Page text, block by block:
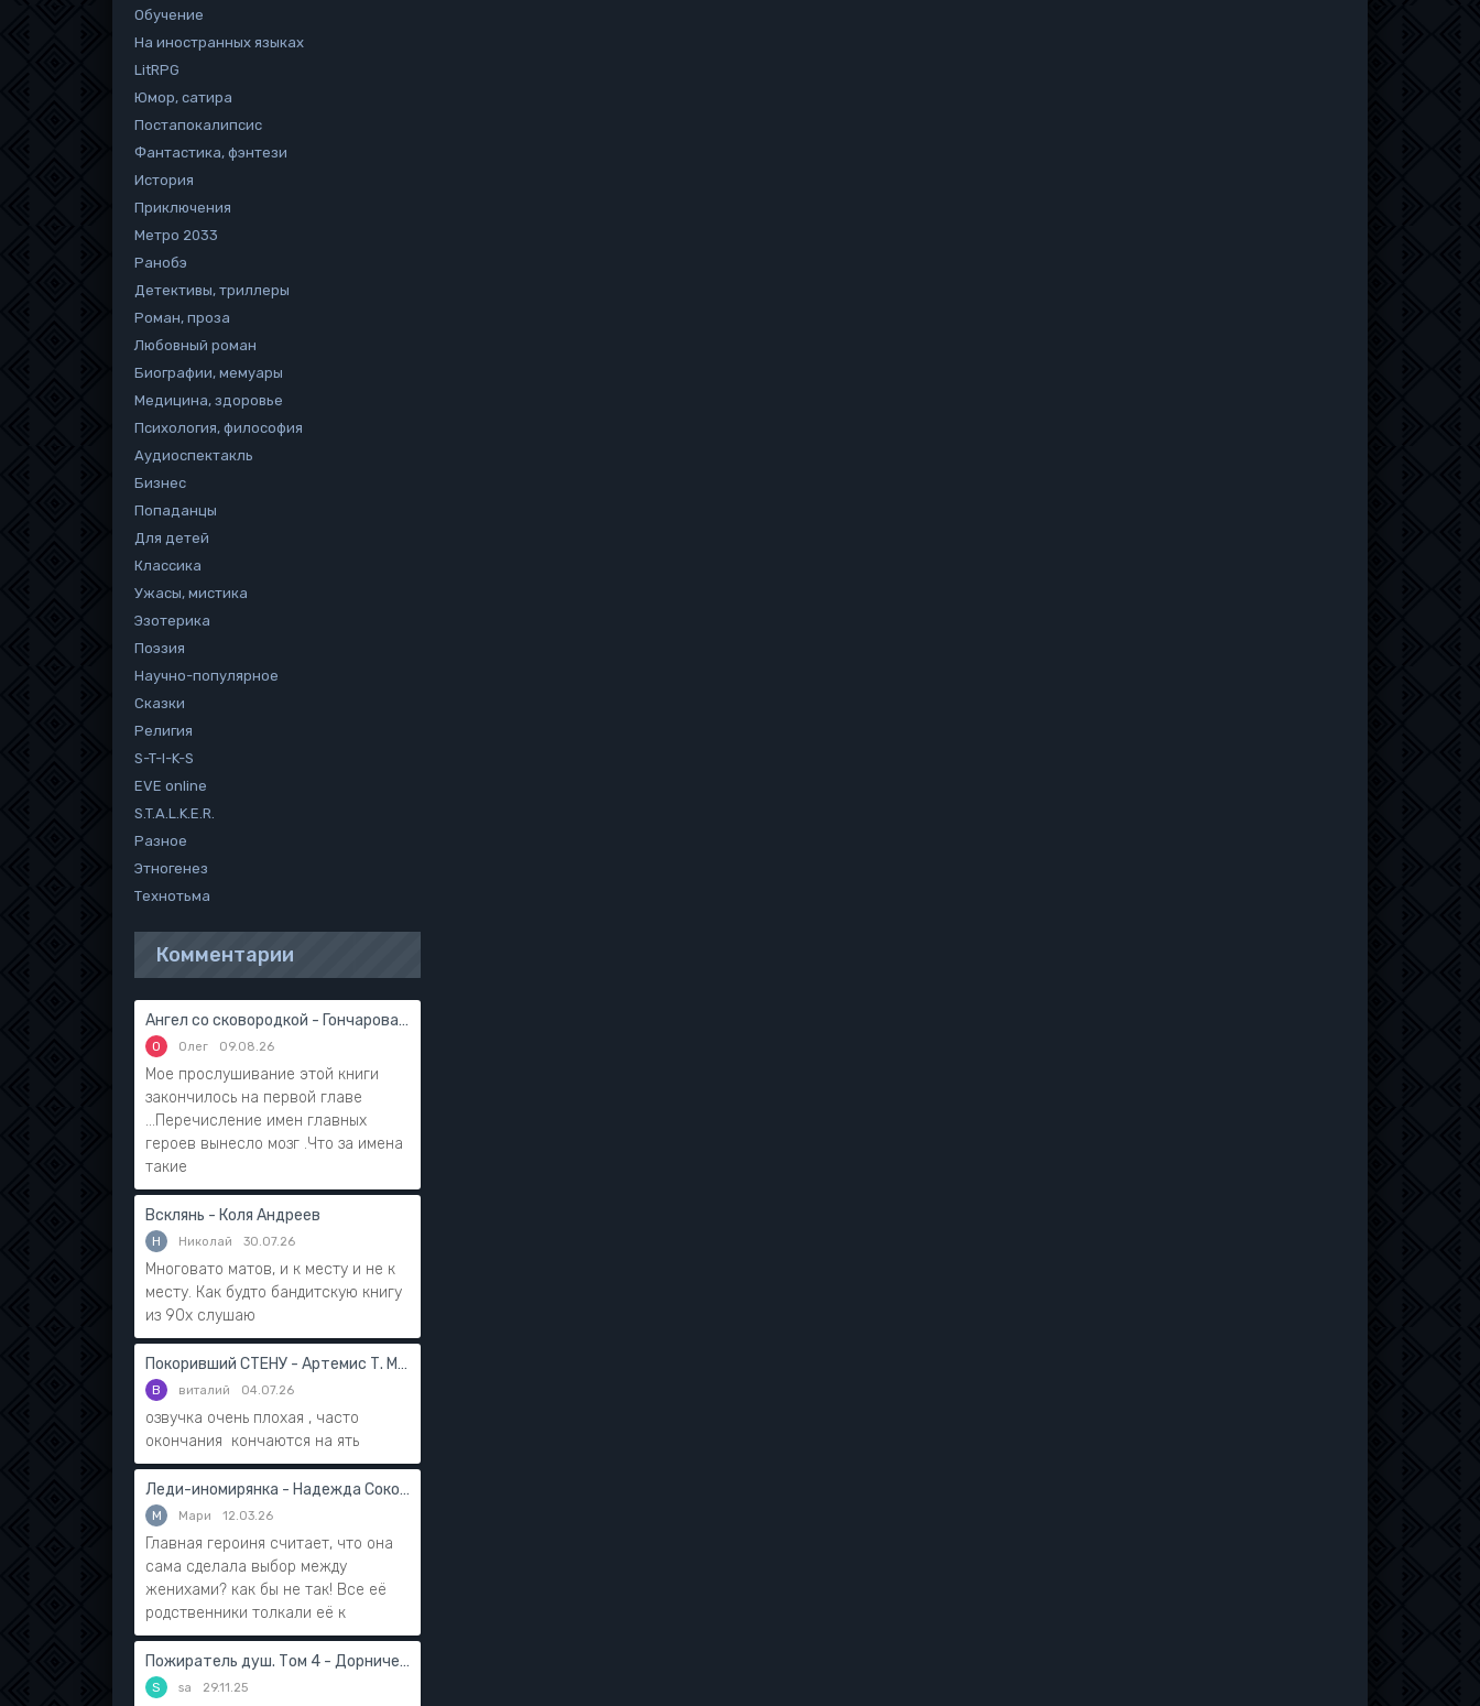
Обучение
На иностранных языках
LitRPG
Юмор, сатира
Постапокалипсис
Фантастика, фэнтези
История
Приключения
Метро 2033
Ранобэ
Детективы, триллеры
Роман, проза
Любовный роман
Биографии, мемуары
Медицина, здоровье
Психология, философия
Аудиоспектакль
Бизнес
Попаданцы
Для детей
Классика
Ужасы, мистика
Эзотерика
Поэзия
Научно-популярное
Сказки
Религия
S-T-I-K-S
EVE online
S.T.A.L.K.E.R.
Разное
Этногенез
Технотьма
Комментарии
Ангел со сковородкой - Гончарова Галина
О Олег 09.08.26
Мое прослушивание этой книги
закончилось на первой главе
...Перечисление имен главных
героев вынесло мозг .Что за имена
такие
Всклянь - Коля Андреев
Н Николай 30.07.26
Многовато матов, и к месту и не к
месту. Как будто бандитскую книгу
из 90х слушаю
Покоривший СТЕНУ - Артемис Т. Мантикор
В виталий 04.07.26
озвучка очень плохая , часто
окончания кончаются на ять
Леди-иномирянка - Надежда Соколова
М Мари 12.03.26
Главная героиня считает, что она
сама сделала выбор между
женихами? как бы не так! Все её
родственники толкали её к
Пожиратель душ. Том 4 - Дорничев Дмитрий
S sa 29.11.25